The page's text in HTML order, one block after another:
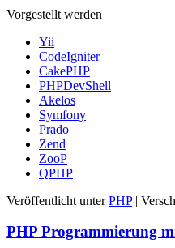
Vorgestellt werden
Yii
CodeIgniter
CakePHP
PHPDevShell
Akelos
Symfony
Prado
Zend
ZooP
QPHP
Veröffentlicht unter PHP |
PHP Programmierung